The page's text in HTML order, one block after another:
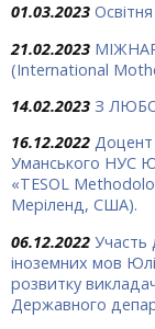
01.03.2023
21.02.2023
(International
14.02.2023 З
16.12.2022 Доцент
Уманського НУС
«TESOL
Меріленд, США).
06.12.2022 Участь
іноземних мов
розвитку
Державного